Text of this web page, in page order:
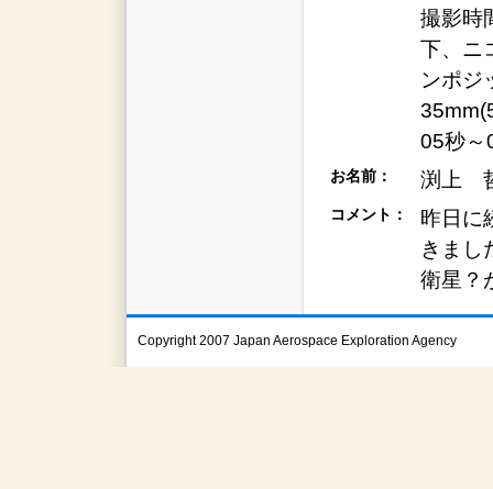
撮影時
下、ニ
ンポジ
05秒～
お名前： 渕上
コメント：
昨日に
きまし
衛星？
Copyright 2007 Japan Aerospace Exploration Agency